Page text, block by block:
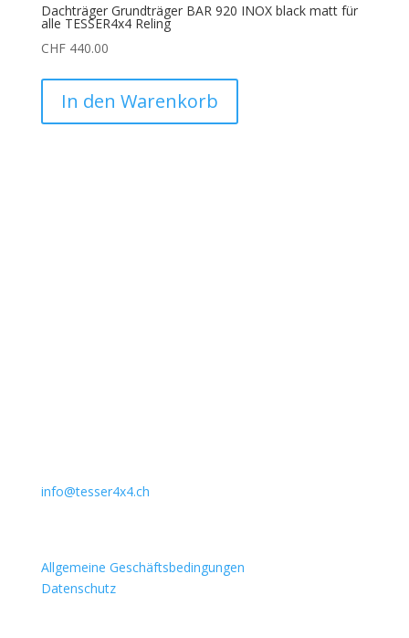
Dachträger Grundträger BAR 920 INOX black matt für
alle TESSER4x4 Reling
CHF440.00
In den Warenkorb
info@tesser4x4.ch
Allgemeine Geschäftsbedingungen
Datenschutz